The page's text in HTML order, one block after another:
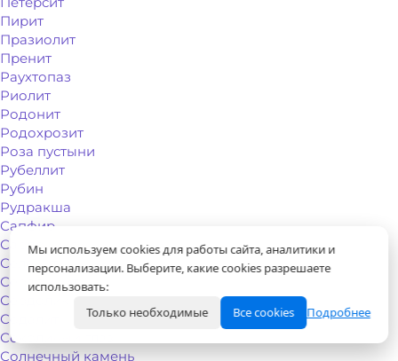
Пирит
Празиолит
Пренит
Раухтопаз
Риолит
Родонит
Родохрозит
Роза пустыни
Рубеллит
Рубин
Рудракша
Сапфир
Сардоникс
Селенит
Серафинит
Сердолик
Содалит
Соколиный глаз
Солнечный камень
Мы используем cookies для работы сайта, аналитики и
персонализации. Выберите, какие cookies разрешаете
использовать:
Только необходимые
Все cookies Подробнее